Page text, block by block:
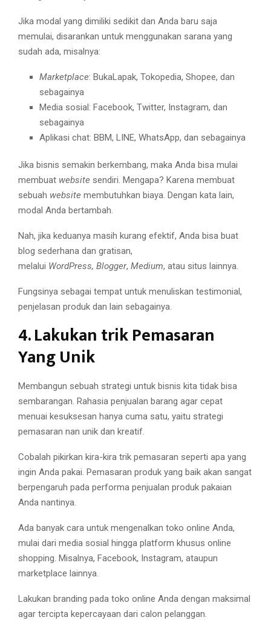
Jika modal yang dimiliki sedikit dan Anda baru saja
memulai, disarankan untuk menggunakan sarana yang
sudah ada, misalnya:
Marketplace: BukaLapak, Tokopedia, Shopee, dan
sebagainya
Media sosial: Facebook, Twitter, Instagram, dan
sebagainya
Aplikasi chat: BBM, LINE, WhatsApp, dan sebagainya
Jika bisnis semakin berkembang, maka Anda bisa mulai
membuat website sendiri. Mengapa? Karena membuat
sebuah website membutuhkan biaya. Dengan kata lain,
modal Anda bertambah.
Nah, jika keduanya masih kurang efektif, Anda bisa buat
blog sederhana dan gratisan,
melalui WordPress, Blogger, Medium, atau situs lainnya.
Fungsinya sebagai tempat untuk menuliskan testimonial,
penjelasan produk dan lain sebagainya.
4. Lakukan trik Pemasaran
Yang Unik
Membangun sebuah strategi untuk bisnis kita tidak bisa
sembarangan. Rahasia penjualan barang agar cepat
menuai kesuksesan hanya cuma satu, yaitu strategi
pemasaran nan unik dan kreatif.
Cobalah pikirkan kira-kira trik pemasaran seperti apa yang
ingin Anda pakai. Pemasaran produk yang baik akan sangat
berpengaruh pada performa penjualan produk pakaian
Anda nantinya.
Ada banyak cara untuk mengenalkan toko online Anda,
mulai dari media sosial hingga platform khusus online
shopping. Misalnya, Facebook, Instagram, ataupun
marketplace lainnya.
Lakukan branding pada toko online Anda dengan maksimal
agar tercipta kepercayaan dari calon pelanggan.